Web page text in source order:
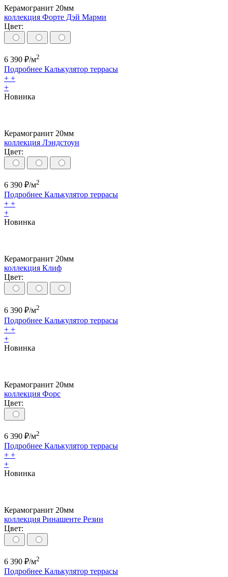
Керамогранит 20мм
коллекция Форте Дэй Марми
Цвет:
6 390 ₽/м2
Подробнее Калькулятор террасы
+ +
+
Новинка
Керамогранит 20мм
коллекция Лэндстоун
Цвет:
6 390 ₽/м2
Подробнее Калькулятор террасы
+ +
+
Новинка
Керамогранит 20мм
коллекция Клиф
Цвет:
6 390 ₽/м2
Подробнее Калькулятор террасы
+ +
+
Новинка
Керамогранит 20мм
коллекция Форс
Цвет:
6 390 ₽/м2
Подробнее Калькулятор террасы
+ +
+
Новинка
Керамогранит 20мм
коллекция Ринашенте Резин
Цвет:
6 390 ₽/м2
Подробнее Калькулятор террасы